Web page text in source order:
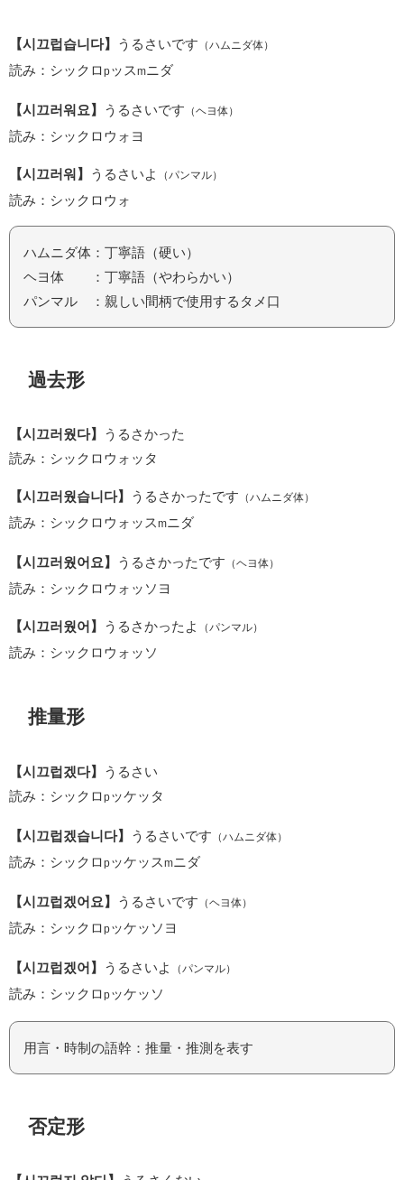
【시끄럽습니다】 うるさいです （ハムニダ体）
読み：シックロpッス m ニダ
【시끄러워요】 うるさいです （ヘヨ体）
読み：シックロウォヨ
【시끄러워】 うるさいよ （パンマル）
読み：シックロウォ
ハムニダ体：丁寧語（硬い）
ヘヨ体 ：丁寧語（やわらかい）
パンマル ：親しい間柄で使用するタメ口
過去形
【시끄러웠다】
うるさかった
読み：シックロウォッタ
【시끄러웠습니다】 うるさかったです （ハムニダ体）
読み：シックロウォッスmニダ
【시끄러웠어요】 うるさかったです （ヘヨ体）
読み：シックロウォッソヨ
【시끄러웠어】 うるさかったよ （パンマル）
読み：シックロウォッソ
推量形
【시끄럽겠다】
うるさい
読み：シックロpッケッタ
【시끄럽겠습니다】 うるさいです （ハムニダ体）
読み：シックロpッケッス m ニダ
【시끄럽겠어요】 うるさいです （ヘヨ体）
読み：シックロpッケッソヨ
【시끄럽겠어】 うるさいよ （パンマル）
読み：シックロpッケッソ
用言・時制の語幹：推量・推測を表す
否定形